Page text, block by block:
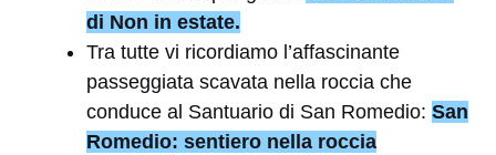
di Non in estate.
Tra tutte vi ricordiamo l’affascinante
passeggiata scavata nella roccia che
conduce al Santuario di San Romedio: San
Romedio: sentiero nella roccia